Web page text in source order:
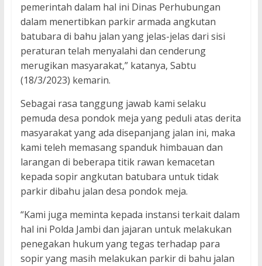
pemerintah dalam hal ini Dinas Perhubungan
dalam menertibkan parkir armada angkutan
batubara di bahu jalan yang jelas-jelas dari sisi
peraturan telah menyalahi dan cenderung
merugikan masyarakat,” katanya, Sabtu
(18/3/2023) kemarin.
Sebagai rasa tanggung jawab kami selaku
pemuda desa pondok meja yang peduli atas derita
masyarakat yang ada disepanjang jalan ini, maka
kami teleh memasang spanduk himbauan dan
larangan di beberapa titik rawan kemacetan
kepada sopir angkutan batubara untuk tidak
parkir dibahu jalan desa pondok meja.
“Kami juga meminta kepada instansi terkait dalam
hal ini Polda Jambi dan jajaran untuk melakukan
penegakan hukum yang tegas terhadap para
sopir yang masih melakukan parkir di bahu jalan